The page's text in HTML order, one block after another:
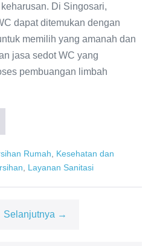
Di Singosari,
dapat ditemukan dengan
memilih yang amanah dan
jasa sedot WC yang
pembuangan limbah
Rumah
Kesehatan dan
Layanan Sanitasi
Selanjutnya →